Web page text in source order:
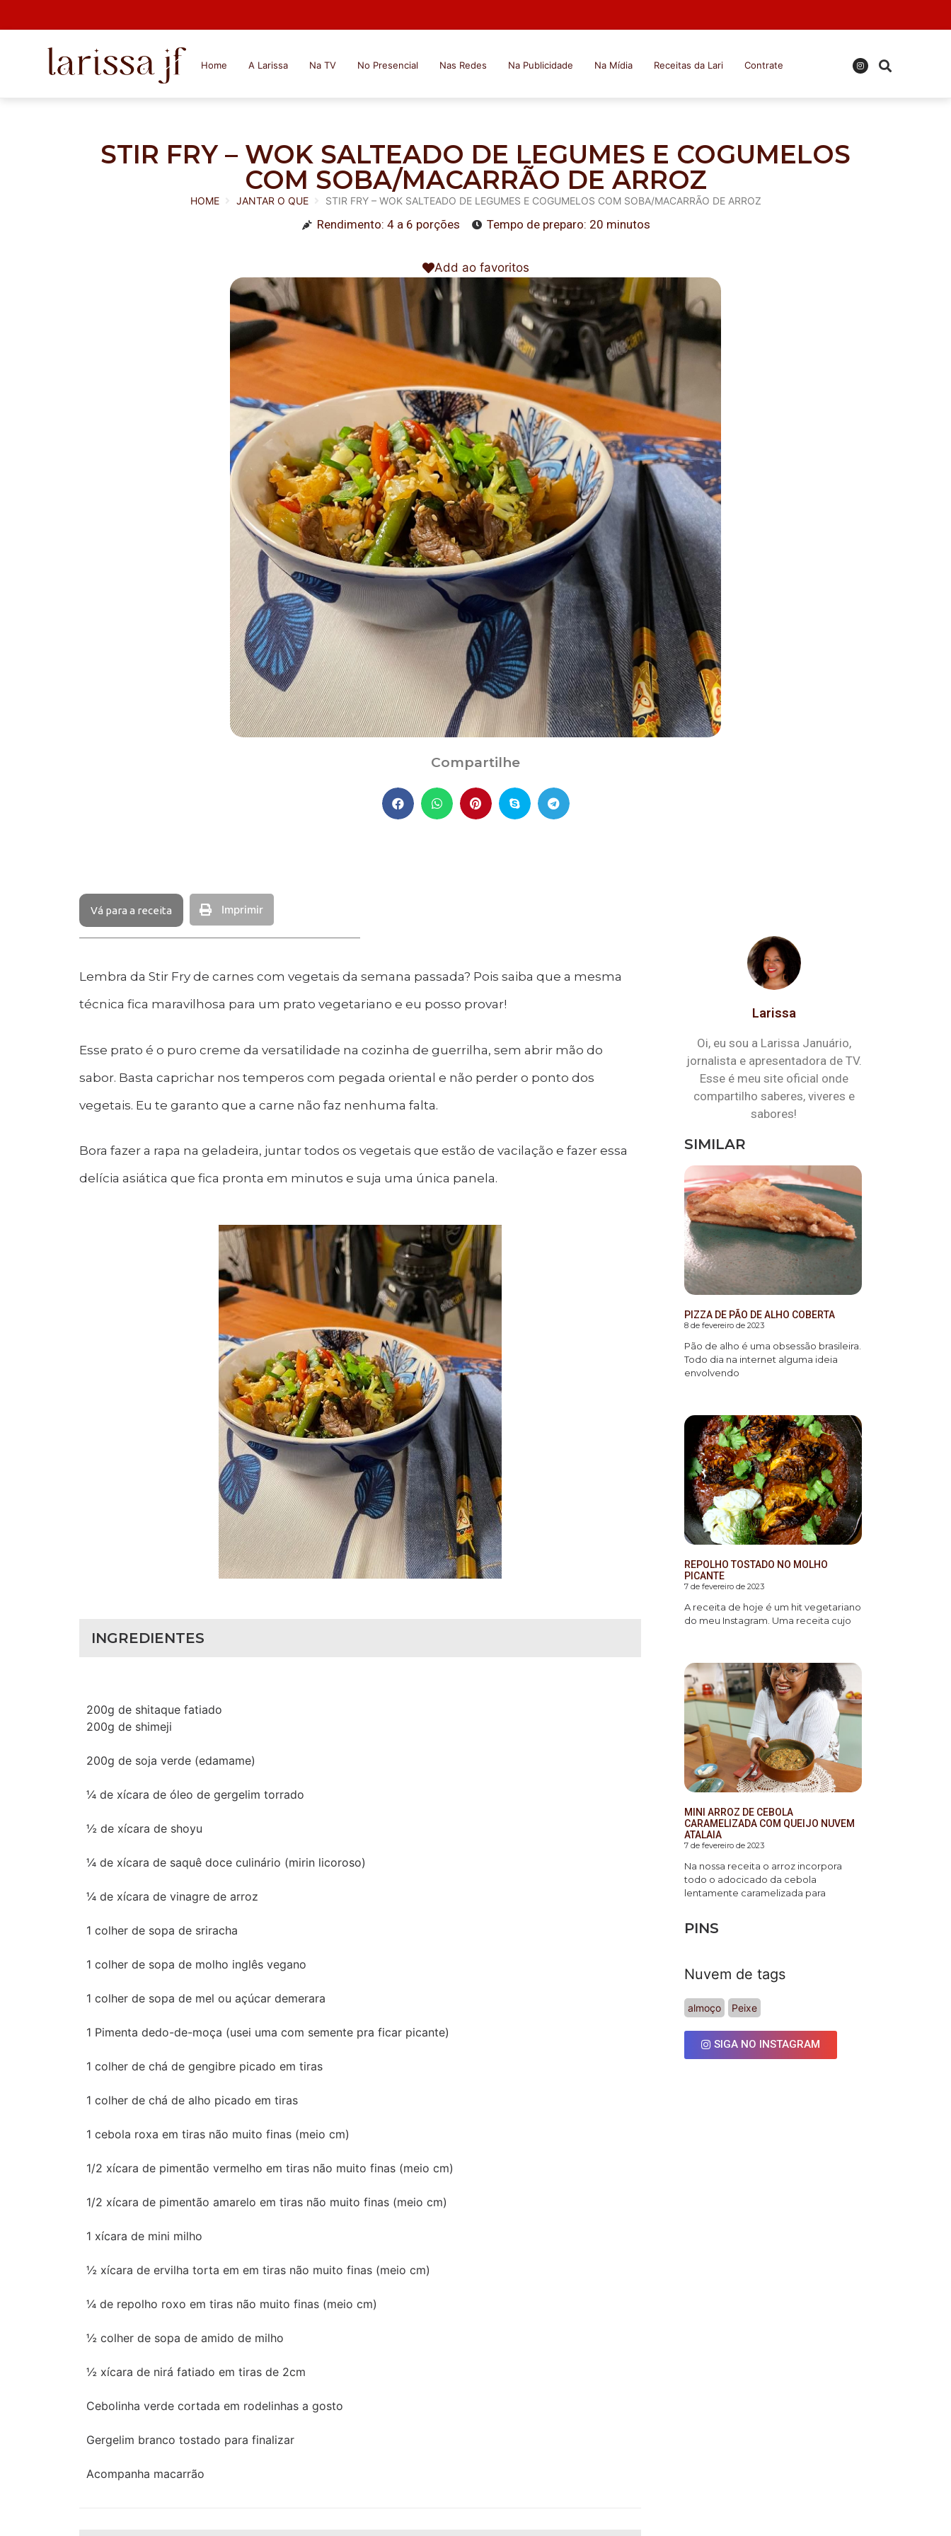
Home A Larissa Na TV No Presencial Nas Redes Na Publicidade Na Mídia Receitas da Lari Contrate
STIR FRY – WOK SALTEADO DE LEGUMES E COGUMELOS
COM SOBA/MACARRÃO DE ARROZ
HOME JANTAR O QUE STIR FRY – WOK SALTEADO DE LEGUMES E COGUMELOS COM SOBA/MACARRÃO DE ARROZ
Rendimento: 4 a 6 porções Tempo de preparo: 20 minutos
Add ao favoritos
Compartilhe
Vá para a receita Imprimir
Lembra da Stir Fry de carnes com vegetais da semana passada? Pois saiba que a mesma
técnica fica maravilhosa para um prato vegetariano e eu posso provar!
Esse prato é o puro creme da versatilidade na cozinha de guerrilha, sem abrir mão do
sabor. Basta caprichar nos temperos com pegada oriental e não perder o ponto dos
vegetais. Eu te garanto que a carne não faz nenhuma falta.
Bora fazer a rapa na geladeira, juntar todos os vegetais que estão de vacilação e fazer essa
delícia asiática que fica pronta em minutos e suja uma única panela.
INGREDIENTES
200g de shitaque fatiado
200g de shimeji
200g de soja verde (edamame)
¼ de xícara de óleo de gergelim torrado
½ de xícara de shoyu
¼ de xícara de saquê doce culinário (mirin licoroso)
¼ de xícara de vinagre de arroz
1 colher de sopa de sriracha
1 colher de sopa de molho inglês vegano
1 colher de sopa de mel ou açúcar demerara
1 Pimenta dedo-de-moça (usei uma com semente pra ficar picante)
1 colher de chá de gengibre picado em tiras
1 colher de chá de alho picado em tiras
1 cebola roxa em tiras não muito finas (meio cm)
1/2 xícara de pimentão vermelho em tiras não muito finas (meio cm)
1/2 xícara de pimentão amarelo em tiras não muito finas (meio cm)
1 xícara de mini milho
½ xícara de ervilha torta em em tiras não muito finas (meio cm)
¼ de repolho roxo em tiras não muito finas (meio cm)
½ colher de sopa de amido de milho
½ xícara de nirá fatiado em tiras de 2cm
Cebolinha verde cortada em rodelinhas a gosto
Gergelim branco tostado para finalizar
Acompanha macarrão
Larissa
Oi, eu sou a Larissa Januário,
jornalista e apresentadora de TV.
Esse é meu site oficial onde
compartilho saberes, viveres e
sabores!
SIMILAR
PIZZA DE PÃO DE ALHO COBERTA
8 de fevereiro de 2023
Pão de alho é uma obsessão brasileira.
Todo dia na internet alguma ideia
envolvendo
REPOLHO TOSTADO NO MOLHO
PICANTE
7 de fevereiro de 2023
A receita de hoje é um hit vegetariano
do meu Instagram. Uma receita cujo
MINI ARROZ DE CEBOLA
CARAMELIZADA COM QUEIJO NUVEM
ATALAIA
7 de fevereiro de 2023
Na nossa receita o arroz incorpora
todo o adocicado da cebola
lentamente caramelizada para
PINS
Nuvem de tags
almoço Peixe
SIGA NO INSTAGRAM